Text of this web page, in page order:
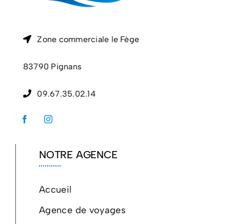
Zone commerciale le Fège
83790 Pignans
09.67.35.02.14
NOTRE AGENCE
Accueil
Agence de voyages